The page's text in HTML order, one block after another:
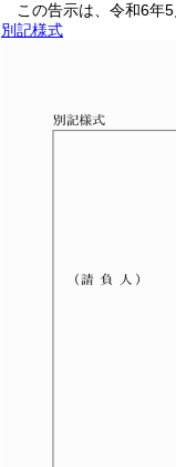
この告示は、令和6年
別記様式